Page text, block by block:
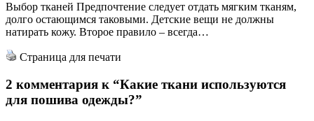
Выбор тканей Предпочтение следует отдать мягким тканям,
долго остающимся таковыми. Детские вещи не должны
натирать кожу. Второе правило – всегда…
Страница для печати
2 комментария к “Какие ткани используются
для пошива одежды?”